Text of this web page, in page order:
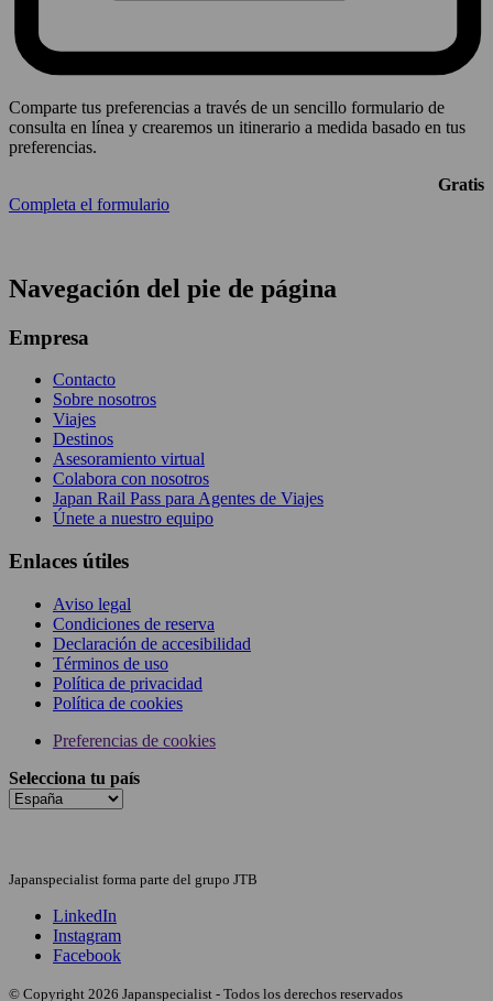
Comparte tus preferencias a través de un sencillo formulario de
consulta en línea y crearemos un itinerario a medida basado en tus
preferencias.
Gratis
Completa el formulario
Navegación del pie de página
Empresa
Contacto
Sobre nosotros
Viajes
Destinos
Asesoramiento virtual
Colabora con nosotros
Japan Rail Pass para Agentes de Viajes
Únete a nuestro equipo
Enlaces útiles
Aviso legal
Condiciones de reserva
Declaración de accesibilidad
Términos de uso
Política de privacidad
Política de cookies
Preferencias de cookies
Selecciona tu país
Japanspecialist forma parte del grupo JTB
LinkedIn
Instagram
Facebook
© Copyright 2026 Japanspecialist - Todos los derechos reservados